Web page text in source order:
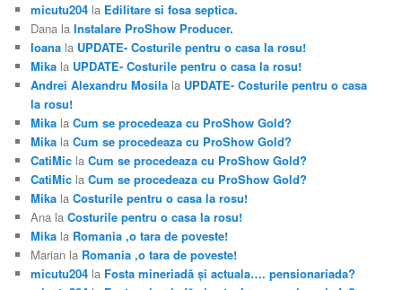
micutu204 la Edilitare si fosa septica.
Dana laInstalare ProShow Producer.
Ioana la UPDATE- Costurile pentru o casa la rosu!
Mika la UPDATE- Costurile pentru o casa la rosu!
Andrei Alexandru Mosila la UPDATE- Costurile pentru o casa
la rosu!
Mika laCum se procedeaza cu ProShow Gold?
Mika laCum se procedeaza cu ProShow Gold?
CatiMic laCum se procedeaza cu ProShow Gold?
CatiMic laCum se procedeaza cu ProShow Gold?
Mika laCosturile pentru o casa la rosu!
Ana laCosturile pentru o casa la rosu!
Mika la Romania ,o tara de poveste!
Marian la Romania ,o tara de poveste!
micutu204 la Fosta mineriadă şi actuala…. pensionariada?